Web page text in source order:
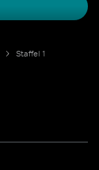
Staffel 1